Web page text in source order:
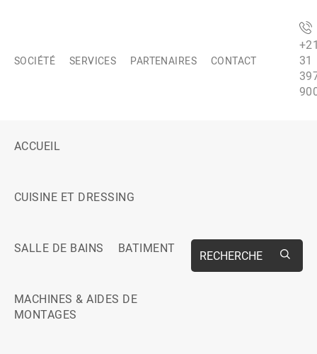
SOCIÉTÉ SERVICES PARTENAIRES CONTACT
31
ACCUEIL
CUISINE ET DRESSING
SALLE DE BAINS BATIMENT
MACHINES & AIDES DE
MONTAGES
RECHERCHE